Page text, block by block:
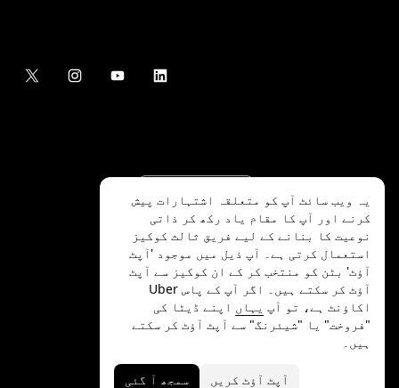
©
2026
.Uber Technologies Inc
شرائط
یہ ویب سائٹ آپ کو متعلقہ اشتہارات پیش
کرنے اور آپ کا مقام یاد رکھ کر ذاتی
نوعیت کا بنانے کے لیے فریق ثالث کوکیز
استعمال کرتی ہے۔ آپ ذیل میں موجود 'آپٹ
آؤٹ' بٹن کو منتخب کر کے ان کوکیز سے آپٹ
آؤٹ کر سکتے ہیں۔ اگر آپ کے پاس Uber
اکاؤنٹ ہے، تو آپ یہاں اپنے ڈیٹا کی
"فروخت" یا "شیئرنگ" سے آپٹ آؤٹ کر سکتے
ہیں۔
آپٹ آؤٹ کریں سمجھ آ گئی